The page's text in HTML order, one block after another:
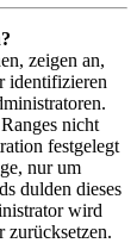
zeigen an,
identifizieren
nicht
festgelegt
nur um
dulden dieses
wird
zurücksetzen.